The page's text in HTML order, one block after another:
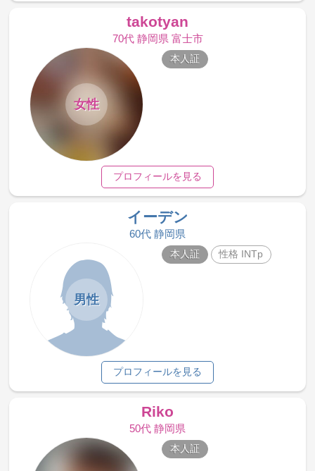
takotyan
70代 静岡県 富士市
女性
本人証
プロフィールを見る
イーデン
60代 静岡県
男性
本人証 性格 INTp
プロフィールを見る
Riko
50代 静岡県
本人証